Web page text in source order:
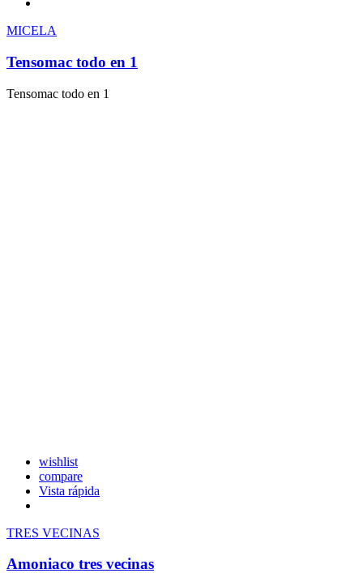
MICELA
Tensomac todo en 1
Tensomac todo en 1
wishlist
compare
Vista rápida
TRES VECINAS
Amoniaco tres vecinas